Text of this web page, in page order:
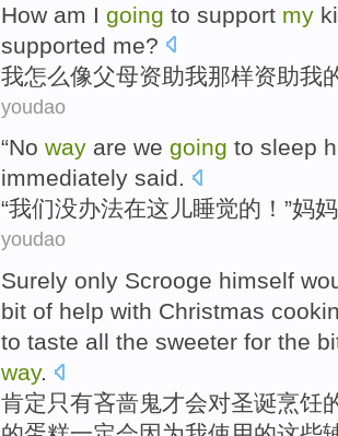
How am I going to support my
supported me?
我怎么像父母资助我那样资助我
youdao
“No way are we going to sleep
immediately said.
“我们没办法在这儿睡觉的！”妈妈
youdao
Surely only Scrooge himself
bit of help with Christmas
to taste all the sweeter for the
way.
肯定 只有吝啬鬼才会对圣诞烹饪